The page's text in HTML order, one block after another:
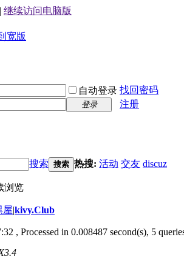
| 继续访问电脑版
宽版
自动登录 找回密码
登录
注册
搜索 搜索 热搜: 活动 交友 discuz
浏览
屋|kivy.Club
, Processed in 0.008487 second(s), 5